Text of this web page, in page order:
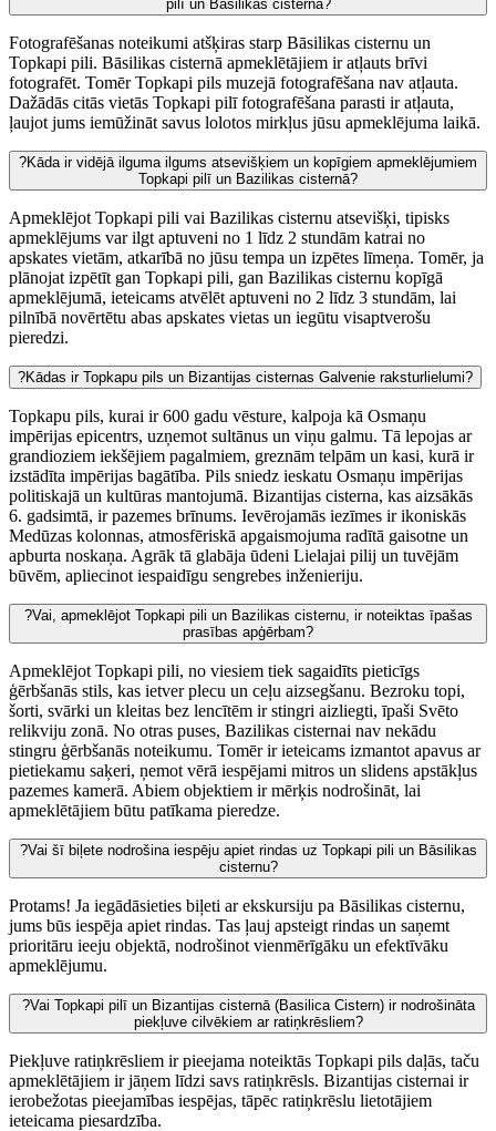
pilī un Bāsilikas cisternā?
Fotografēšanas noteikumi atšķiras starp Bāsilikas cisternu un
Topkapi pili. Bāsilikas cisternā apmeklētājiem ir atļauts brīvi
fotografēt. Tomēr Topkapi pils muzejā fotografēšana nav atļauta.
Dažādās citās vietās Topkapi pilī fotografēšana parasti ir atļauta,
ļaujot jums iemūžināt savus lolotos mirkļus jūsu apmeklējuma laikā.
?Kāda ir vidējā ilguma ilgums atsevišķiem un kopīgiem apmeklējumiem
Topkapi pilī un Bazilikas cisternā?
Apmeklējot Topkapi pili vai Bazilikas cisternu atsevišķi, tipisks
apmeklējums var ilgt aptuveni no 1 līdz 2 stundām katrai no
apskates vietām, atkarībā no jūsu tempa un izpētes līmeņa. Tomēr, ja
plānojat izpētīt gan Topkapi pili, gan Bazilikas cisternu kopīgā
apmeklējumā, ieteicams atvēlēt aptuveni no 2 līdz 3 stundām, lai
pilnībā novērtētu abas apskates vietas un iegūtu visaptverošu
pieredzi.
?Kādas ir Topkapu pils un Bizantijas cisternas Galvenie raksturlielumi?
Topkapu pils, kurai ir 600 gadu vēsture, kalpoja kā Osmaņu
impērijas epicentrs, uzņemot sultānus un viņu galmu. Tā lepojas ar
grandioziem iekšējiem pagalmiem, greznām telpām un kasi, kurā ir
izstādīta impērijas bagātība. Pils sniedz ieskatu Osmaņu impērijas
politiskajā un kultūras mantojumā. Bizantijas cisterna, kas aizsākās
6. gadsimtā, ir pazemes brīnums. Ievērojamās iezīmes ir ikoniskās
Medūzas kolonnas, atmosfēriskā apgaismojuma radītā gaisotne un
apburta noskaņa. Agrāk tā glabāja ūdeni Lielajai pilij un tuvējām
būvēm, apliecinot iespaidīgu sengrebes inženieriju.
?Vai, apmeklējot Topkapi pili un Bazilikas cisternu, ir noteiktas īpašas
prasības apģērbam?
Apmeklējot Topkapi pili, no viesiem tiek sagaidīts pieticīgs
ģērbšanās stils, kas ietver plecu un ceļu aizsegšanu. Bezroku topi,
šorti, svārki un kleitas bez lencītēm ir stingri aizliegti, īpaši Svēto
relikviju zonā. No otras puses, Bazilikas cisternai nav nekādu
stingru ģērbšanās noteikumu. Tomēr ir ieteicams izmantot apavus ar
pietiekamu saķeri, ņemot vērā iespējami mitros un slidens apstākļus
pazemes kamerā. Abiem objektiem ir mērķis nodrošināt, lai
apmeklētājiem būtu patīkama pieredze.
?Vai šī biļete nodrošina iespēju apiet rindas uz Topkapi pili un Bāsilikas
cisternu?
Protams! Ja iegādāsieties biļeti ar ekskursiju pa Bāsilikas cisternu,
jums būs iespēja apiet rindas. Tas ļauj apsteigt rindas un saņemt
prioritāru ieeju objektā, nodrošinot vienmērīgāku un efektīvāku
apmeklējumu.
?Vai Topkapi pilī un Bizantijas cisternā (Basilica Cistern) ir nodrošināta
piekļuve cilvēkiem ar ratiņkrēsliem?
Piekļuve ratiņkrēsliem ir pieejama noteiktās Topkapi pils daļās, taču
apmeklētājiem ir jāņem līdzi savs ratiņkrēsls. Bizantijas cisternai ir
ierobežotas pieejamības iespējas, tāpēc ratiņkrēslu lietotājiem
ieteicama piesardzība.